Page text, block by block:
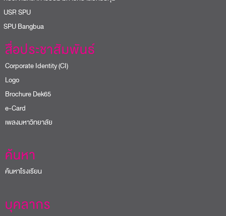
SPU
Bangbua
สื่อประชาสัมพันธ์
Corporate Identity (CI)
Logo
Brochure Dek65
e-Card
เพลงมหาวิทยาลัย
ค้นหา
ค้นหาโรงเรียน
บุคลากร